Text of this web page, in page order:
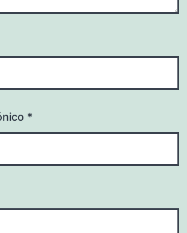
*